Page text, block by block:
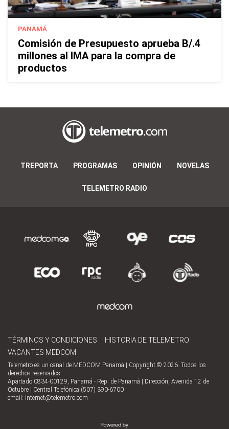
PANAMÁ
Comisión de Presupuesto aprueba B/.4
millones al IMA para la compra de
productos
TREPORTA PROGRAMAS OPINIÓN NOVELAS
TELEMETRO RADIO
TÉRMINOS Y CONDICIONES
HISTORIA DE TELEMETRO
VACANTES MEDCOM
Telemetro es un canal de MEDCOM Panamá | Copyright © 2026. Todos los
derechos reservados.
Apartado 0834-00129, Panamá - Rep. de Panamá | Dirección, Avenida 12 de
Octubre | Central Telefónica (507) 390-6700
email: internet@telemetro.com